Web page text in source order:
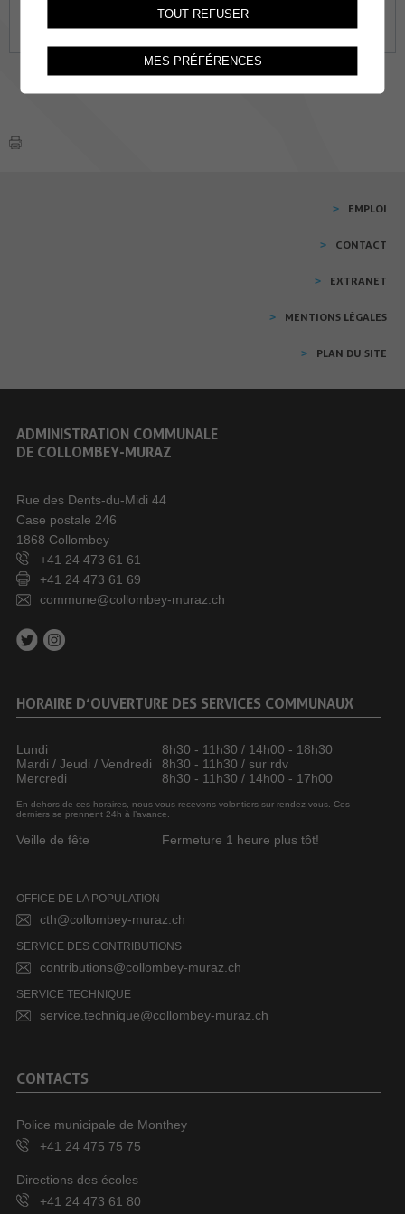
30 01 02 03 04
EMPLOI
CONTACT
EXTRANET
MENTIONS LÉGALES
PLAN DU SITE
ADMINISTRATION COMMUNALE
DE COLLOMBEY-MURAZ
Rue des Dents-du-Midi 44
Case postale 246
1868 Collombey
+41 24 473 61 61
+41 24 473 61 69
commune@collombey-muraz.ch
HORAIRE D’OUVERTURE DES SERVICES COMMUNAUX
Lundi
8h30 - 11h30 / 14h00 - 18h30
Mardi / Jeudi / Vendredi
8h30 - 11h30 / sur rdv
Mercredi
8h30 - 11h30 / 14h00 - 17h00
En dehors de ces horaires, nous vous recevons volontiers sur rendez-vous. Ces
derniers se prennent 24h à l’avance.
Veille de fête Fermeture 1 heure plus tôt!
OFFICE DE LA POPULATION
cth@collombey-muraz.ch
SERVICE DES CONTRIBUTIONS
contributions@collombey-muraz.ch
SERVICE TECHNIQUE
service.technique@collombey-muraz.ch
CONTACTS
Police municipale de Monthey
+41 24 475 75 75
Directions des écoles
+41 24 473 61 80
TOUT REFUSER
MES PRÉFÉRENCES